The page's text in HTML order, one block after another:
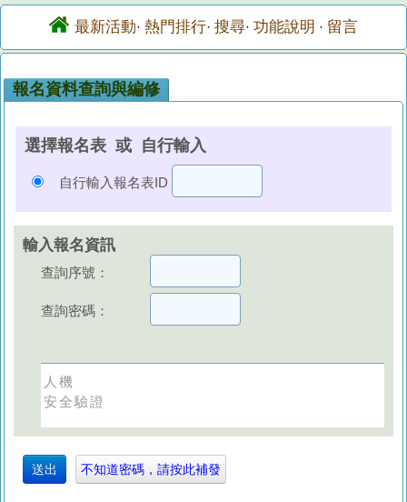
最新活動· 熱門排行· 搜尋· 功能說明 · 留言
報名資料查詢與編修
選擇報名表 或 自行輸入
自行輸入報名表ID
輸入報名資訊
查詢序號：
查詢密碼：
人機
安全驗證